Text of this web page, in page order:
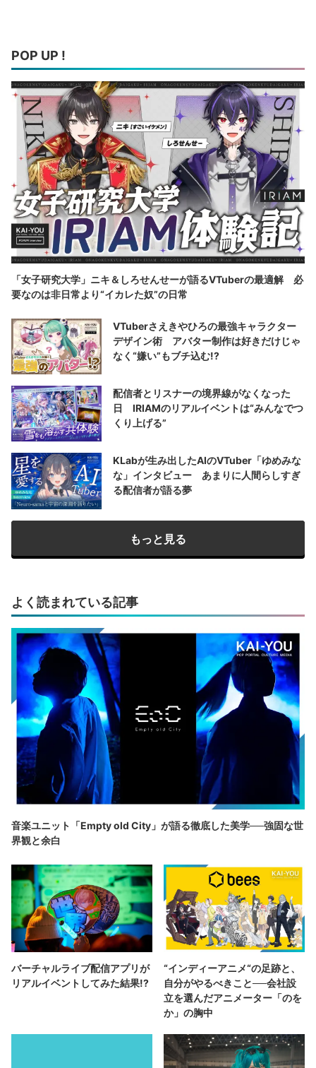
POP UP !
「女子研究大学」ニキ＆しろせんせーが語るVTuberの最適解 必
要なのは非日常より“イカレた奴”の日常
VTuberさえきやひろの最強キャラクター
デザイン術 アバター制作は好きだけじゃ
なく“嫌い”もブチ込む!?
配信者とリスナーの境界線がなくなった
日 IRIAMのリアルイベントは“みんなでつ
くり上げる”
KLabが生み出したAIのVTuber「ゆめみな
な」インタビュー あまりに人間らしすぎ
る配信者が語る夢
もっと見る
よく読まれている記事
音楽ユニット「Empty old City」が語る徹底した美学──強固な世
界観と余白
バーチャルライブ配信アプリが
リアルイベントしてみた結果!?
“インディーアニメ“の足跡と、
自分がやるべきこと──会社設
立を選んだアニメーター「のを
か」の胸中